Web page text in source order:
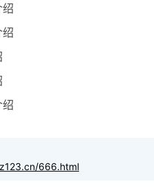
666.html